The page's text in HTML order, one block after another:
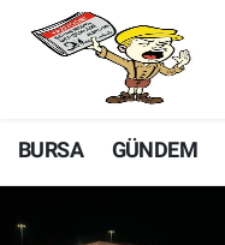
BURSA GÜNDEM